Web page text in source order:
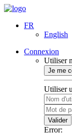
FR
English
Connexion
Utiliser
Je me
Utiliser
Valider
Error: